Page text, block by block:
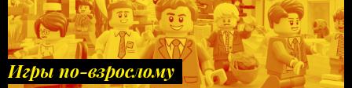
Игры по-взрослому